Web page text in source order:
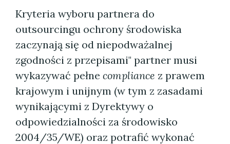
Kryteria wyboru partnera do
outsourcingu ochrony środowiska
zaczynają się od niepodważalnej
zgodności z przepisami" partner musi
wykazywać pełne compliance z prawem
krajowym i unijnym (w tym z zasadami
wynikającymi z Dyrektywy o
odpowiedzialności za środowisko
2004/35/WE) oraz potrafić wykonać